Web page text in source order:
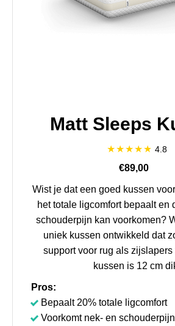
Matt Sleeps
4.8
€89,00
Wist je dat een goed kussen
het totale ligcomfort bepaalt en
schouderpijn kan voorkomen?
uniek kussen ontwikkeld dat
support voor rug als zijslapers
kussen is 12 cm
Pros:
Bepaalt 20% totale ligcomfort
Voorkomt nek- en schouderpijn